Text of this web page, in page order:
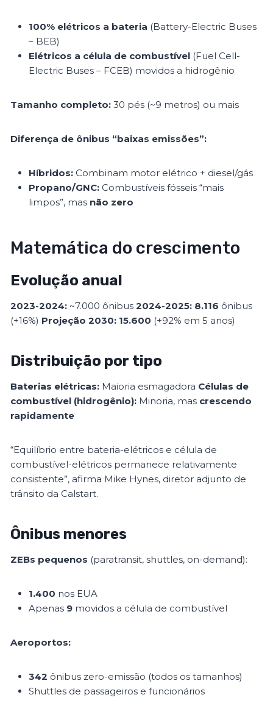
100% elétricos a bateria (Battery-Electric Buses
– BEB)
Elétricos a célula de combustível (Fuel Cell-
Electric Buses – FCEB) movidos a hidrogênio
Tamanho completo: 30 pés (~9 metros) ou mais
Diferença de ônibus “baixas emissões”:
Híbridos: Combinam motor elétrico + diesel/gás
Propano/GNC: Combustíveis fósseis “mais
limpos”, mas não zero
Matemática do crescimento
Evolução anual
2023-2024: ~7.000 ônibus2024-2025: 8.116 ônibus
(+16%) Projeção 2030: 15.600 (+92% em 5 anos)
Distribuição por tipo
Baterias elétricas: Maioria esmagadora Células de
combustível (hidrogênio): Minoria, mas crescendo
rapidamente
“Equilíbrio entre bateria-elétricos e célula de
combustível-elétricos permanece relativamente
consistente”, afirma Mike Hynes, diretor adjunto de
trânsito da Calstart.
Ônibus menores
ZEBs pequenos (paratransit, shuttles, on-demand):
1.400 nos EUA
Apenas 9 movidos a célula de combustível
Aeroportos:
342 ônibus zero-emissão (todos os tamanhos)
Shuttles de passageiros e funcionários